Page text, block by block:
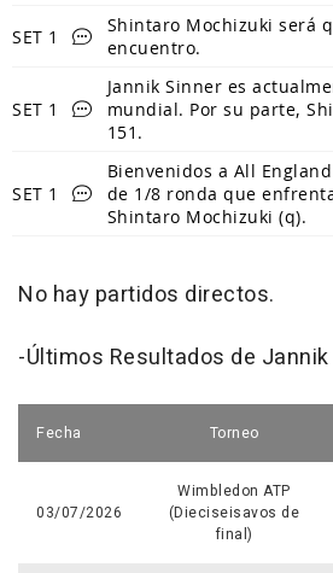
SET 1
Shintaro Mochizuki será
encuentro.
SET 1
Jannik Sinner es
mundial. Por su parte,
151.
SET 1
Bienvenidos a All
de 1/8 ronda que
Shintaro Mochizuki (q).
No hay partidos directos.
-Últimos Resultados de Jannik
Fecha Torneo
03/07/2026
Wimbledon ATP
(Dieciseisavos de
final)